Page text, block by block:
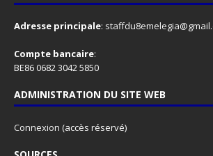
Adresse principale:
Compte bancaire:
BE86 0682 3042 5850
ADMINISTRATION DU SITE WEB
Connexion (accès réservé)